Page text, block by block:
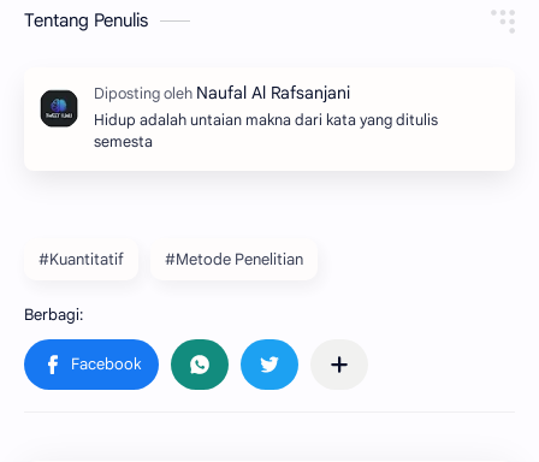
Tentang Penulis
Hidup adalah untaian makna dari kata yang ditulis
semesta
#Kuantitatif #Metode Penelitian